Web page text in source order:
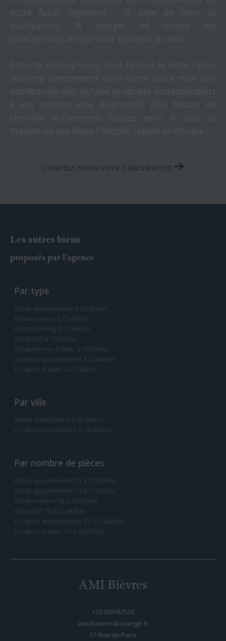
CONFIEZ-NOUS VOTRE RECHERCHE
Les autres biens
proposés par l'agence
Par type
Achat appartement à Châtillon
Achat maison à Châtillon
Achat parking à Châtillon
Achat loft à Châtillon
Achat terrain à batir à Châtillon
Location appartement à Châtillon
Location duplex à Châtillon
Par ville
Vente immobilière à Châtillon
Location immobilière à Châtillon
Par nombre de pièces
Achat appartement T2 à Châtillon
Achat appartement T4 à Châtillon
Achat maison T8 à Châtillon
Achat loft T8 à Châtillon
Location appartement T3 à Châtillon
Location duplex T3 à Châtillon
AMI Bièvres
+33160192526
ami.bievres@orange.fr
17 Rue de Paris